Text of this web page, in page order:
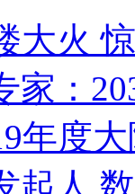
大火
家：
年度
起人